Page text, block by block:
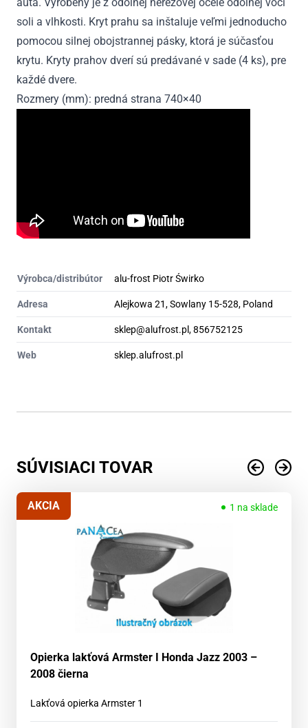
soli a vlhkosti. Kryt prahu sa inštaluje veľmi jednoducho
pomocou silnej obojstrannej pásky, ktorá je súčasťou
krytu. Kryty prahov dverí sú predávané v sade (4 ks), pre
každé dvere.
Rozmery (mm): predná strana 740×40
Výrobca/distribútor alu-frost Piotr Świrko
Adresa Alejkowa 21, Sowlany 15-528, Poland
Kontakt sklep@alufrost.pl, 856752125
Web sklep.alufrost.pl
SÚVISIACI TOVAR
1 na sklade
AKCIA
Opierka lakťová Armster I Honda Jazz 2003 –
2008 čierna
Lakťová opierka Armster 1